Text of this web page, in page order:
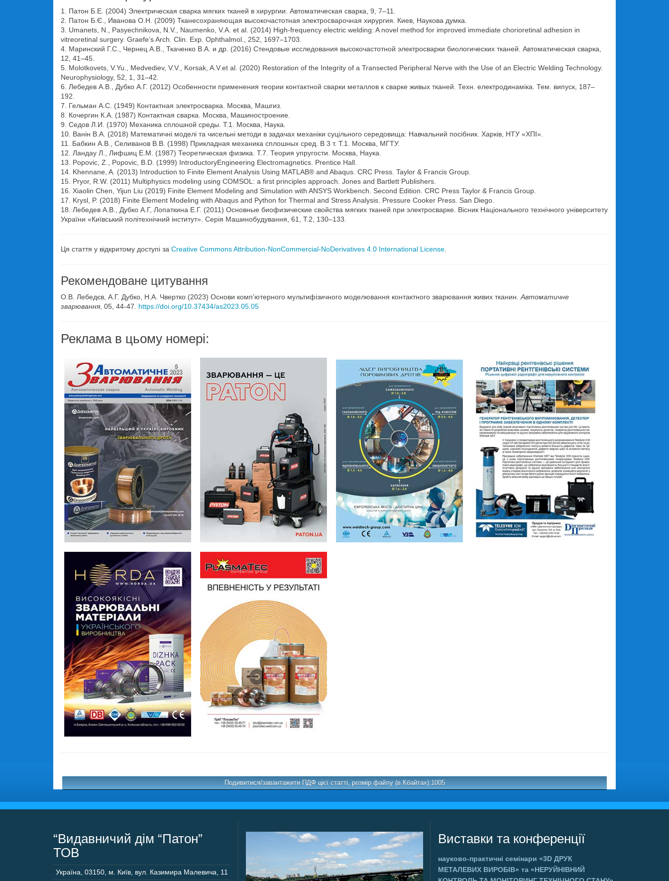
1. Патон Б.Е. (2004) Электрическая сварка мягких тканей в хирургии. Автоматическая сварка, 9, 7–11.
2. Патон Б.Є., Иванова О.Н. (2009) Тканесохраняющая высокочастотная электросварочная хирургия. Киев, Наукова думка.
3. Umanets, N., Pasyechnikova, N.V., Naumenko, V.A. et al. (2014) High-frequency electric welding: A novel method for improved immediate chorioretinal adhesion in
vitreoretinal surgery. Graefe’s Arch. Clin. Exp. Ophthalmol., 252, 1697–1703.
4. Маринский Г.С., Чернец А.В., Ткаченко В.А. и др. (2016) Стендовые исследования высокочастотной электросварки биологических тканей. Автоматическая сварка,
12, 41–45.
5. Molotkovets, V.Yu., Medvediev, V.V., Korsak, A.V.et al. (2020) Restoration of the Integrity of a Transected Peripheral Nerve with the Use of an Electric Welding Technology.
Neurophysiology, 52, 1, 31–42.
6. Лебедев А.В., Дубко А.Г. (2012) Особенности применения теории контактной сварки металлов к сварке живых тканей. Техн. електродинаміка. Тем. випуск, 187–
192.
7. Гельман А.С. (1949) Контактная электросварка. Москва, Машгиз.
8. Кочергин К.А. (1987) Контактная сварка. Москва, Машиностроение.
9. Седов Л.И. (1970) Механика сплошной среды. Т.1. Москва, Наука.
10. Ванін В.А. (2018) Математичні моделі та чисельні методи в задачах механіки суцільного середовища: Навчальний посібник. Харків, НТУ «ХПІ».
11. Бабкин А.В., Селиванов В.В. (1998) Прикладная механика сплошных сред. В 3 т. Т.1. Москва, МГТУ.
12. Ландау Л., Лифшиц Е.М. (1987) Теоретическая физика. Т.7. Теория упругости. Москва, Наука.
13. Popovic, Z., Popovic, B.D. (1999) IntroductoryEngineering Electromagnetics. Prentice Hall.
14. Khennane, A. (2013) Introduction to Finite Element Analysis Using MATLAB® and Abaqus. CRC Press. Taylor & Francis Group.
15. Pryor, R.W. (2011) Multiphysics modeling using COMSOL: a first principles approach. Jones and Bartlett Publishers.
16. Xiaolin Chen, Yijun Liu (2019) Finite Element Modeling and Simulation with ANSYS Workbench. Second Edition. CRC Press Taylor & Francis Group.
17. Krysl, P. (2018) Finite Element Modeling with Abaqus and Python for Thermal and Stress Analysis. Pressure Cooker Press. San Diego.
18. Лебедев А.В., Дубко А.Г, Лопаткина Е.Г. (2011) Основные биофизические свойства мягких тканей при электросварке. Вісник Національного технічного університету
України «Київський політехнічний інститут». Серія Машинобудування, 61, Т.2, 130–133.
Ця стаття у відкритому доступі за Creative Commons Attribution-NonCommercial-NoDerivatives 4.0 International License
Рекомендоване цитування
О.В. Лебедєв, А.Г. Дубко, Н.А. Чвертко (2023) Основи компʼютерного мультифізичного моделювання контактного зварювання живих тканин. Автоматичне
зварювання , 05, 44-47. https://doi.org/10.37434/as2023.05.05
Реклама в цьому номері:
Подивитися/завантажити ПДФ цієї статті, розмір файлу (в Кбайтах):1005
“Видавничий дім “Патон”
ТОВ
Україна 03150 м. Київ, вул. Казимира Малевича, 11
Виставки та конференції
науково-практичні семінари«3D ДРУК
МЕТАЛЕВИХ ВИРОБІВ» та«НЕРУЙНІВНИЙ